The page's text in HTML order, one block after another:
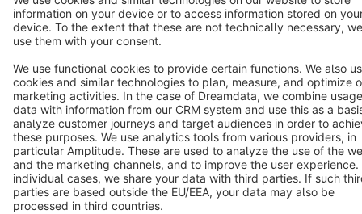
Terms & Conditions Privacy Legal notice
Cookie settings
Copyright © shopware AG - All rights reserved
Notice: * All prices are quoted net of the statutory value-added tax